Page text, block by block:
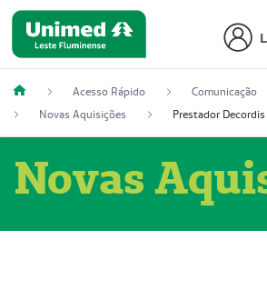
Acesso Rápido
Comunicação
Novas Aquisições
Novas